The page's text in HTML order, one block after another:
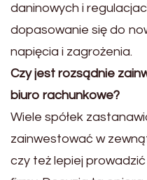
daninowych i
dopasowanie się do
napięcia i zagrożenia.
Czy jest rozsądnie
biuro rachunkowe?
Wiele spółek
zainwestować w
czy też lepiej